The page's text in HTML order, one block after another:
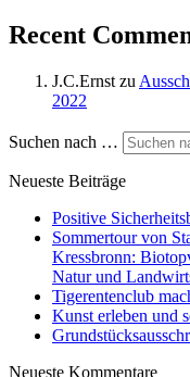
Recent
J.C.Ernst zu
2022
Suchen nach …
Neueste Beiträge
Positive
Sommertour von
Kressbronn:
Natur und
Tigerentenclub
Kunst erleben und
Neueste Kommentare